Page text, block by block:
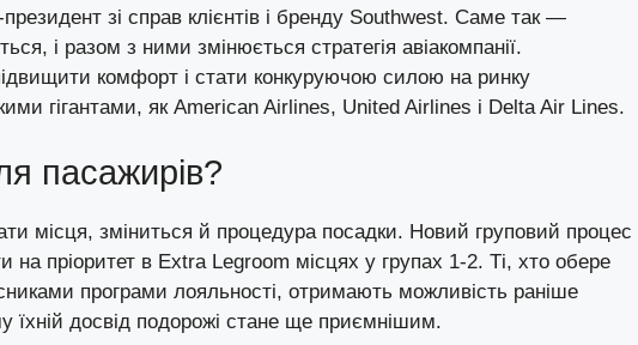
зі справ клієнтів і бренду Southwest. Саме так —
і разом з ними змінюється стратегія авіакомпанії.
комфорт і стати конкуруючою силою на ринку
гігантами, як American Airlines, United Airlines і Delta Air Lines.
пасажирів?
місця, зміниться й процедура посадки. Новий груповий процес
на пріоритет в Extra Legroom місцях у групах 1-2. Ті, хто обере
програми лояльності, отримають можливість раніше
їхній досвід подорожі стане ще приємнішим.